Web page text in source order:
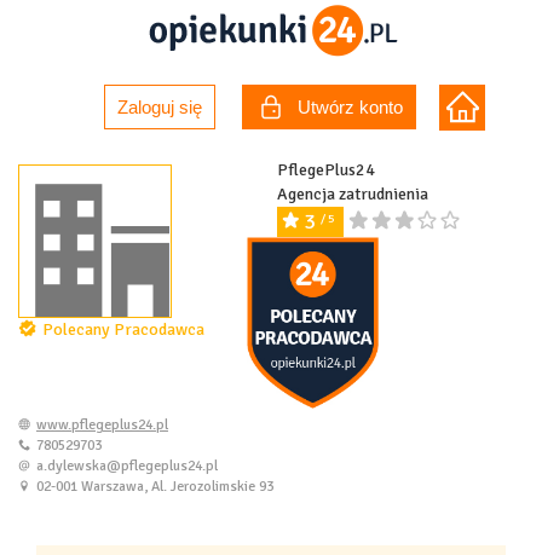
Zaloguj się Utwórz konto
Polecany Pracodawca
PflegePlus24
Agencja zatrudnienia
3 / 5
www.pflegeplus24.pl
780529703
a.dylewska@pflegeplus24.pl
02-001 Warszawa, Al. Jerozolimskie 93